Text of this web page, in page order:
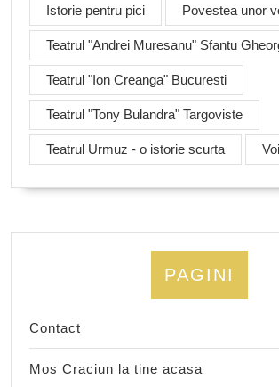
Istorie pentru pici Povestea unor
Teatrul "Andrei Muresanu" Sfantu
Teatrul "Ion Creanga" Bucuresti
Teatrul "Tony Bulandra" Targoviste
Teatrul Urmuz - o istorie scurta
PAGINI
Contact
Mos Craciun la tine acasa